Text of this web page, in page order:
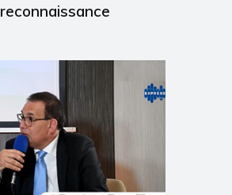
reconnaissance